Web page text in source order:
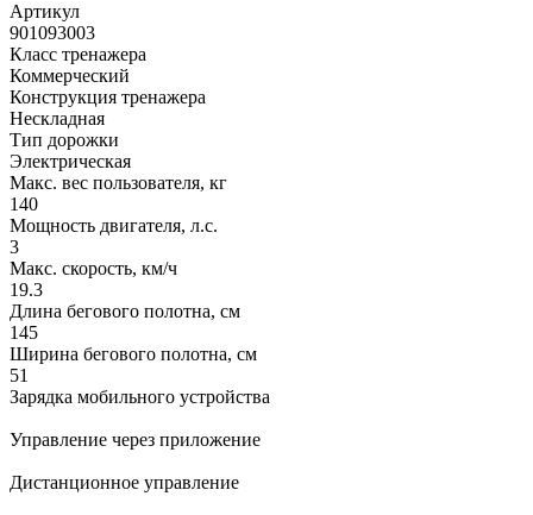
Артикул
901093003
Класс тренажера
Коммерческий
Конструкция тренажера
Нескладная
Тип дорожки
Электрическая
Макс. вес пользователя, кг
140
Мощность двигателя, л.с.
3
Макс. скорость, км/ч
19.3
Длина бегового полотна, см
145
Ширина бегового полотна, см
51
Зарядка мобильного устройства
Управление через приложение
Дистанционное управление